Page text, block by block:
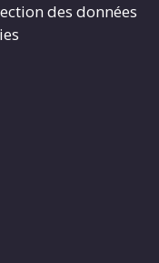
des données